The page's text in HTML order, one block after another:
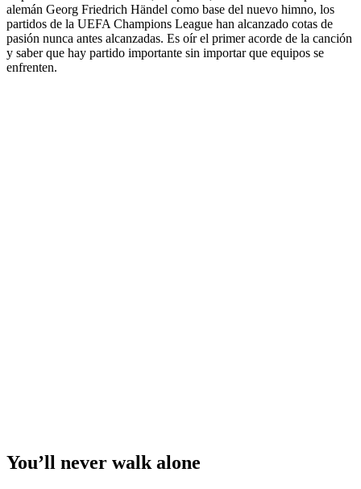
alemán Georg Friedrich Händel como base del nuevo himno, los
partidos de la UEFA Champions League han alcanzado cotas de
pasión nunca antes alcanzadas. Es oír el primer acorde de la canción
y saber que hay partido importante sin importar que equipos se
enfrenten.
You’ll never walk alone